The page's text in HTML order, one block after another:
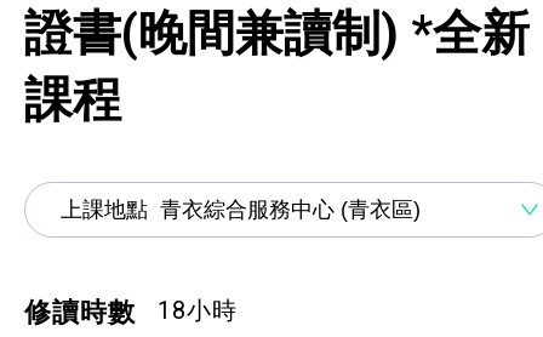
新來港人士課程
青年培訓課程
ERB服務點
證書(晚間兼讀制) *全新
課程
修讀時數 18小時